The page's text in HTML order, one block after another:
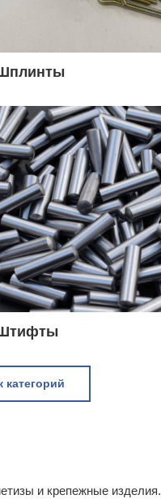
категорий
и крепежные изделия.